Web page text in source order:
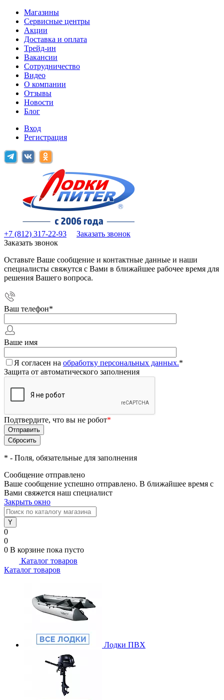
Магазины
Сервисные центры
Акции
Доставка и оплата
Трейд-ин
Вакансии
Сотрудничество
Видео
О компании
Отзывы
Новости
Блог
Вход
Регистрация
+7 (812) 317-22-93
Заказать звонок
Заказать звонок
Оставьте Ваше сообщение и контактные данные и наши
специалисты свяжутся с Вами в ближайшее рабочее время для
решения Вашего вопроса.
Ваш телефон*
Ваше имя
Я согласен на обработку персональных данных.*
Защита от автоматического заполнения
Подтвердите, что вы не робот*
* - Поля, обязательные для заполнения
Сообщение отправлено
Ваше сообщение успешно отправлено. В ближайшее время с
Вами свяжется наш специалист
Закрыть окно
0
0
0 В корзине пока пусто
Каталог товаров
Каталог товаров
Лодки ПВХ